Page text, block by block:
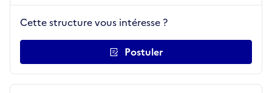
Cette structure vous intéresse ?
Postuler